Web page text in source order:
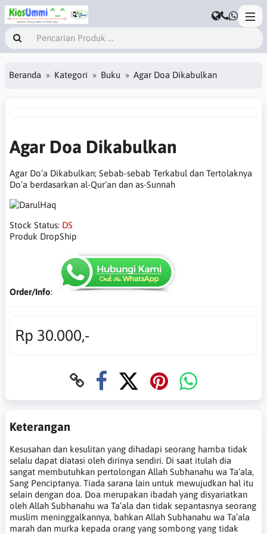
Beranda Kategori Buku Agar Doa Dikabulkan
Agar Doa Dikabulkan
Agar Do’a Dikabulkan; Sebab-sebab Terkabul dan Tertolaknya
Do’a berdasarkan al-Qur’an dan as-Sunnah
Stock Status: DS
Produk DropShip
Order/Info:
Rp 30.000,-
Keterangan
Kesusahan dan kesulitan yang dihadapi seorang hamba tidak
selalu dapat diatasi oleh dirinya sendiri. Di saat itulah dia
sangat membutuhkan pertolongan Allah Subhanahu wa Ta’ala,
Sang Penciptanya. Tiada sarana lain untuk mewujudkan hal itu
selain dengan doa. Doa merupakan ibadah yang disyariatkan
oleh Allah Subhanahu wa Ta’ala dan tidak sepantasnya seorang
muslim meninggalkannya, bahkan Allah Subhanahu wa Ta’ala
marah dan murka kepada orang yang sombong yang tidak